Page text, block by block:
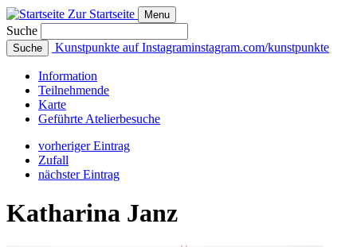
Zur Startseite Menu
Suche
Suche Kunstpunkte auf Instagraminstagram.com/kunstpunkte
Information
Teilnehmende
Karte
Geführte Atelierbesuche
vorheriger Eintrag
Zufall
nächster Eintrag
Katharina Janz